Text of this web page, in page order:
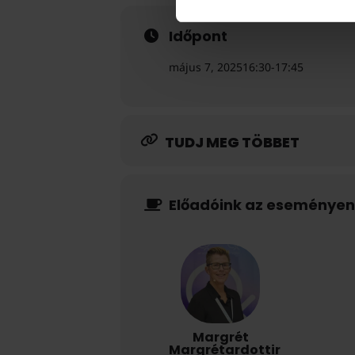
Időpont
május 7, 202516:30-17:45
TUDJ MEG TÖBBET
Előadóink az eseményen
Margrét
Margrétardottir